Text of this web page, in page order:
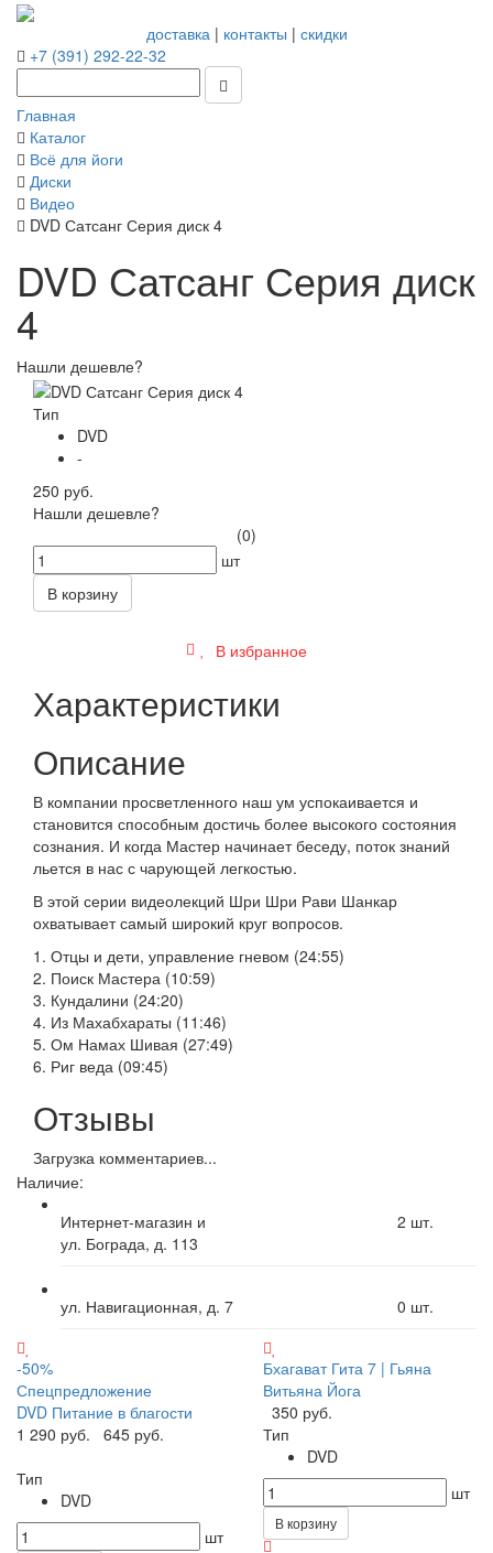
доставка| контакты | скидки
+7 (391) 292-22-32
Главная
Каталог
Всё для йоги
Диски
Видео
DVD Сатсанг Серия диск 4
DVD Сатсанг Серия диск
4
Нашли дешевле?
Тип
DVD
-
250 руб.
Нашли дешевле?
(0)
шт
В корзину
В избранное
Характеристики
Описание
В компании просветленного наш ум успокаивается и
становится способным достичь более высокого состояния
сознания. И когда Мастер начинает беседу, поток знаний
льется в нас с чарующей легкостью.
В этой серии видеолекций Шри Шри Рави Шанкар
охватывает самый широкий круг вопросов.
1. Отцы и дети, управление гневом (24:55)
2. Поиск Мастера (10:59)
3. Кундалини (24:20)
4. Из Махабхараты (11:46)
5. Ом Намах Шивая (27:49)
6. Риг веда (09:45)
Отзывы
Загрузка комментариев...
Наличие:
Интернет-магазин и
ул. Бограда, д. 113
2 шт.
ул. Навигационная, д. 7 0 шт.
-50%
Спецпредложение
DVD Питание в благости
1 290 руб.
645 руб.
Тип
DVD
шт
Бхагават Гита 7 | Гьяна
Витьяна Йога
350 руб.
Тип
DVD
шт
В корзину